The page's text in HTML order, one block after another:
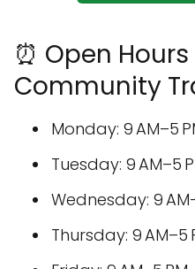
⏰ Open
Community
Monday: 9 AM–5
Tuesday: 9 AM–5
Wednesday: 9
Thursday: 9 AM–5